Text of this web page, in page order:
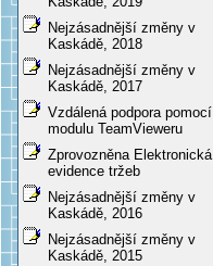
Nejzásadnější změny v
Kaskádě, 2018
Nejzásadnější změny v
Kaskádě, 2017
Vzdálená podpora pomocí
modulu TeamVieweru
Zprovozněna Elektronická
evidence tržeb
Nejzásadnější změny v
Kaskádě, 2016
Nejzásadnější změny v
Kaskádě, 2015